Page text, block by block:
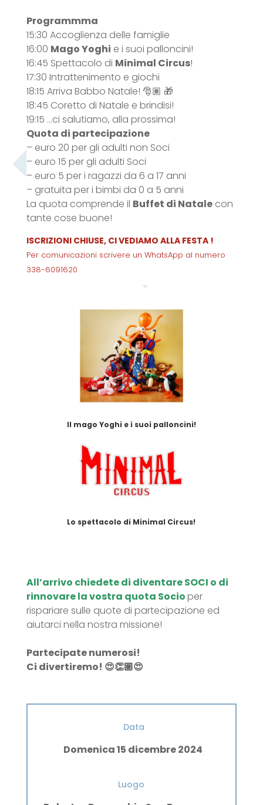
Programmma
15:30 Accoglienza delle famiglie
16:00 Mago Yoghi e i suoi palloncini!
16:45 Spettacolo di Minimal Circus!
17:30 Intrattenimento e giochi
18:15 Arriva Babbo Natale! 🎅🏽 🎁
18:45 Coretto di Natale e brindisi!
19:15 …ci salutiamo, alla prossima!
Quota di partecipazione
– euro 20 per gli adulti non Soci
– euro 15 per gli adulti Soci
– euro 5 per i ragazzi da 6 a 17 anni
– gratuita per i bimbi da 0 a 5 anni
La quota comprende il Buffet di Natalecon
tante cose buone!
ISCRIZIONI CHIUSE, CI VEDIAMO ALLA FESTA !
Per comunicazioni scrivere un WhatsApp al numero
338-6091620
Il mago Yoghi e i suoi palloncini!
Lo spettacolo di Minimal Circus!
All’arrivo chiedete di diventare SOCI o di
rinnovare la vostra quota Socioper
rispariare sulle quote di partecipazione ed
aiutarci nella nostra missione!
Partecipate numerosi!
Ci divertiremo! 😍👏🏽😍
Data
Domenica 15 dicembre 2024
Luogo